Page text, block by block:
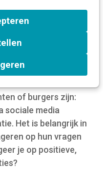
op
of burgers zijn:
sociale media
Het is belangrijk in
op hun vragen
je op positieve,